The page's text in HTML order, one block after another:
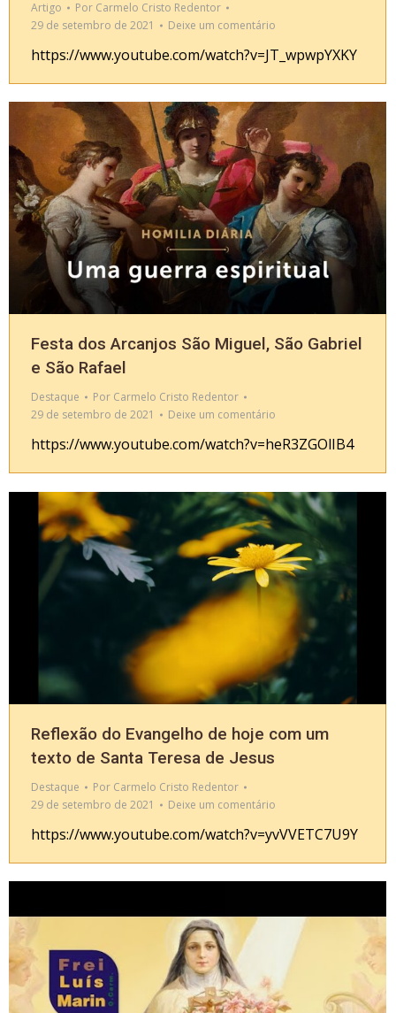
Artigo Por Carmelo Cristo Redentor
29 de setembro de 2021
Deixe um comentário
https://www.youtube.com/watch?v=JT_wpwpYXKY
Festa dos Arcanjos São Miguel, São Gabriel
e São Rafael
Destaque Por Carmelo Cristo Redentor
29 de setembro de 2021
Deixe um comentário
https://www.youtube.com/watch?v=heR3ZGOlIB4
Reflexão do Evangelho de hoje com um
texto de Santa Teresa de Jesus
Destaque Por Carmelo Cristo Redentor
29 de setembro de 2021
Deixe um comentário
https://www.youtube.com/watch?v=yvVVETC7U9Y